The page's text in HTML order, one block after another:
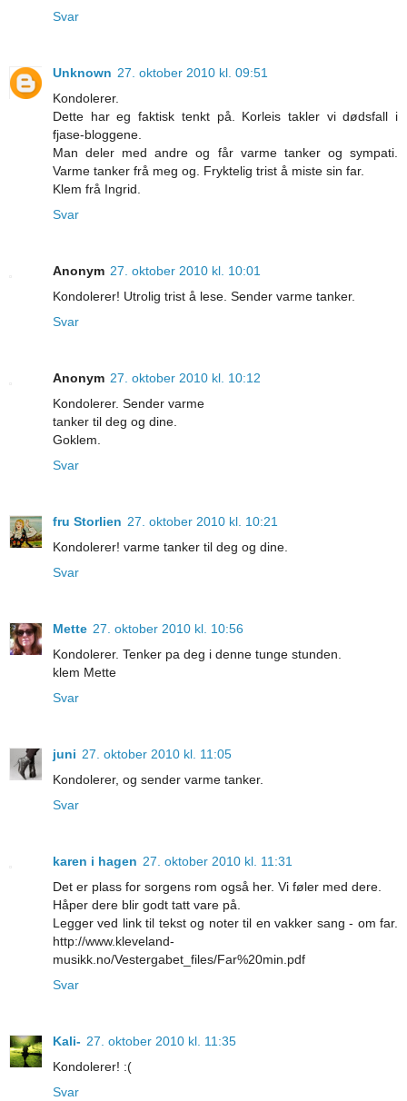
Svar
Unknown 27. oktober 2010 kl. 09:51
Kondolerer.
Dette har eg faktisk tenkt på. Korleis takler vi dødsfall i
fjase-bloggene.
Man deler med andre og får varme tanker og sympati.
Varme tanker frå meg og. Fryktelig trist å miste sin far.
Klem frå Ingrid.
Svar
Anonym 27. oktober 2010 kl. 10:01
Kondolerer! Utrolig trist å lese. Sender varme tanker.
Svar
Anonym 27. oktober 2010 kl. 10:12
Kondolerer. Sender varme
tanker til deg og dine.
Goklem.
Svar
fru Storlien 27. oktober 2010 kl. 10:21
Kondolerer! varme tanker til deg og dine.
Svar
Mette 27. oktober 2010 kl. 10:56
Kondolerer. Tenker pa deg i denne tunge stunden.
klem Mette
Svar
juni 27. oktober 2010 kl. 11:05
Kondolerer, og sender varme tanker.
Svar
karen i hagen 27. oktober 2010 kl. 11:31
Det er plass for sorgens rom også her. Vi føler med dere.
Håper dere blir godt tatt vare på.
Legger ved link til tekst og noter til en vakker sang - om far.
http://www.kleveland-
musikk.no/Vestergabet_files/Far%20min.pdf
Svar
Kali- 27. oktober 2010 kl. 11:35
Kondolerer! :(
Svar